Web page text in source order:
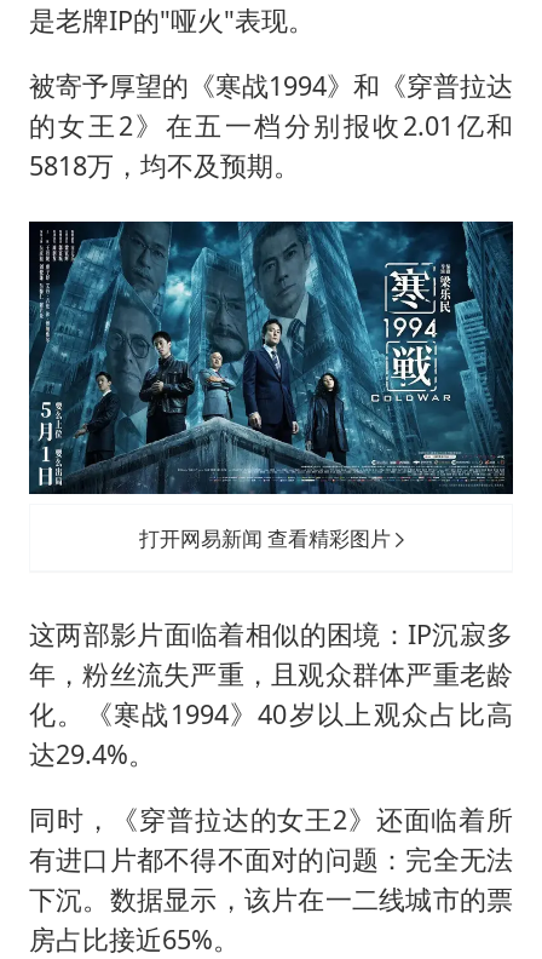
是老牌IP的"哑火"表现。
被寄予厚望的《寒战1994》和《穿普拉达
的女王2》在五一档分别报收2.01亿和
5818万，均不及预期。
打开网易新闻 查看精彩图片
这两部影片面临着相似的困境：IP沉寂多
年，粉丝流失严重，且观众群体严重老龄
化。《寒战1994》40岁以上观众占比高
达29.4%。
同时，《穿普拉达的女王2》还面临着所
有进口片都不得不面对的问题：完全无法
下沉。数据显示，该片在一二线城市的票
房占比接近65%。